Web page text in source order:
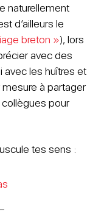
naturellement
d’ailleurs le
breton »), lors
avec des
avec les huîtres et
à partager
pour
tes sens :